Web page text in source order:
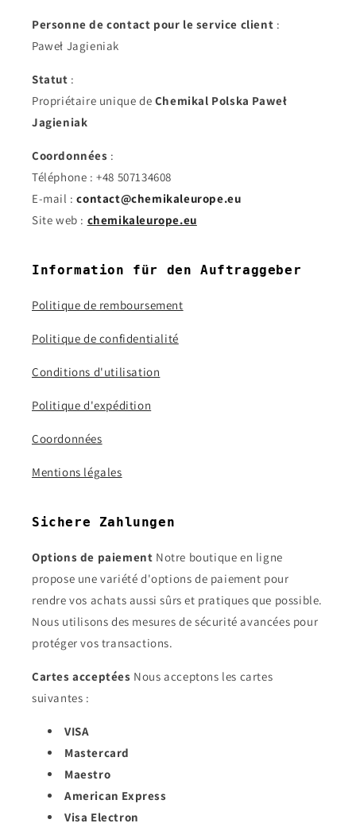
Personne de contact pour le service client :
Paweł Jagieniak
Statut :
Propriétaire unique de Chemikal Polska Paweł
Jagieniak
Coordonnées :
Téléphone : +48 507134608
E-mail :contact@chemikaleurope.eu
Site web : chemikaleurope.eu
Information für den Auftraggeber
Politique de remboursement
Politique de confidentialité
Conditions d'utilisation
Politique d'expédition
Coordonnées
Mentions légales
Sichere Zahlungen
Options de paiement Notre boutique en ligne
propose une variété d'options de paiement pour
rendre vos achats aussi sûrs et pratiques que possible.
Nous utilisons des mesures de sécurité avancées pour
protéger vos transactions.
Cartes acceptées Nous acceptons les cartes
suivantes :
VISA
Mastercard
Maestro
American Express
Visa Electron